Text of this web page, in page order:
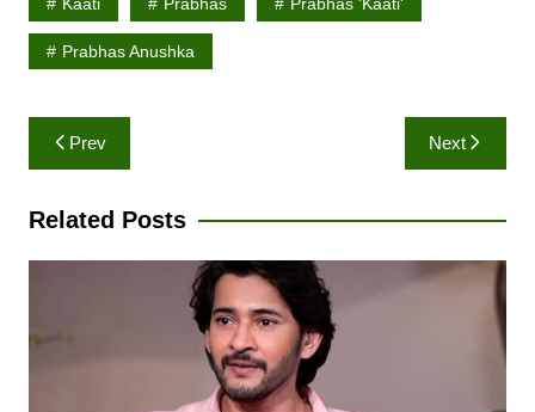
Prabhas Anushka
Post
navigation
Prev Next
Related Posts